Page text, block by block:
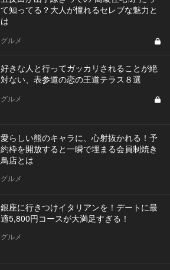
て知ってる？大人が憧れるセレブな魅力と
は
グルメ
好きな人と行ってガッカリされることが絶
対ない、表参道の恋の王道テラス８選
グルメ
愛らしい熊のキャラに、心射抜かれる！予
約枠を開放すると一瞬で埋まる会員制焼き
鳥店とは
グルメ
銀座に行きつけイタリアンを！デートに最
適5,800円コースが大満足すぎる！
グルメ